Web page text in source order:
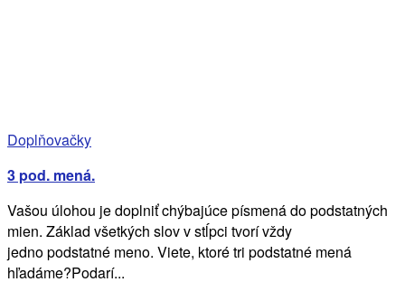
Doplňovačky
3 pod. mená.
Vašou úlohou je doplniť chýbajúce písmená do podstatných
mien. Základ všetkých slov v stĺpci tvorí vždy
jedno podstatné meno. Viete, ktoré tri podstatné mená
hľadáme?Podarí...